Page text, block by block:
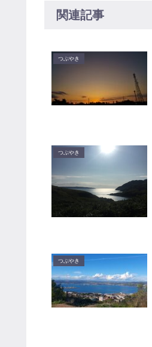
関連記事
つぶやき
つぶやき
つぶやき